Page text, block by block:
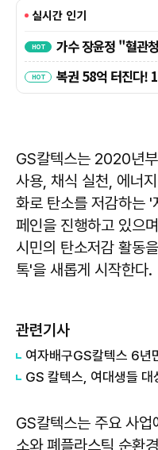
GS칼텍스는 2020년
사용, 채식 실천, 에너
화로 탄소를 저감하는
페인을 진행하고 있으
시민의 탄소저감 활동
톡'을 새롭게 시작한다.
관련기사
여자배구GS칼텍스 6년
GS ​칼텍스, 여대생들 대
GS칼텍스는 주요 사
소와 폐플라스틱 순환